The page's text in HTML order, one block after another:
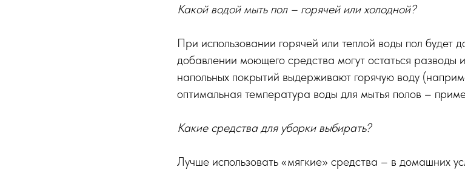
Какой водой мыть пол – горячей или холодной?
При использовании горячей или теплой воды пол будет
добавлении моющего средства могут остаться разводы
напольных покрытий выдерживают горячую воду
оптимальная температура воды для мытья полов –
Какие средства для уборки выбирать?
Лучше использовать «мягкие» средства – в домашних